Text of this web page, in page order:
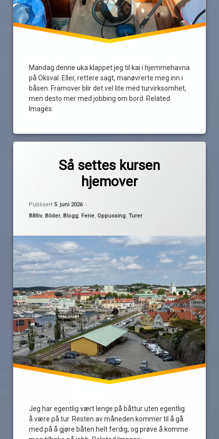
Mandag denne uka klappet jeg til kai i hjemmehavna
på Oksval. Eller, rettere sagt, manøvrerte meg inn i
båsen. Framover blir det vel lite med turvirksomhet,
men desto mer med jobbing om bord. Related
Images:
Så settes kursen
hjemover
Publisert 5. juni 2026
Kategorier:
Båtliv, Bilder, Blogg, Ferie, Oppussing,Turer
Jeg har egentlig vært lenge på båttur uten egentlig
å være på tur. Resten av måneden kommer til å gå
med på å gjøre båten helt ferdig, og prøve å komme
sverige